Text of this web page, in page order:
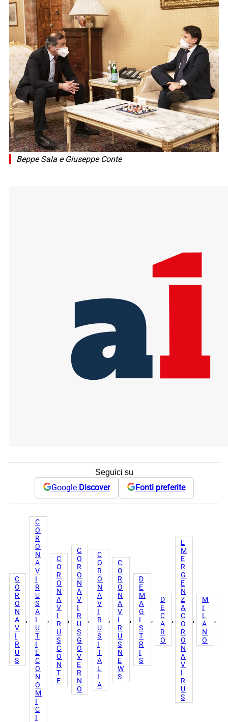
Beppe Sala e Giuseppe Conte
Seguici su
Google Discover Fonti preferite
C
O
R
O
N
A
V
I
R
U
S
,
C
O
R
O
N
A
V
I
R
U
S
A
I
U
T
I
E
C
O
N
O
M
I
C
I
,
C
O
R
O
N
A
V
I
R
U
S
C
O
N
T
E
,
C
O
R
O
N
A
V
I
R
U
S
G
O
V
E
R
N
O
,
C
O
R
O
N
A
V
I
R
U
S
I
T
A
L
I
A
,
C
O
R
O
N
A
V
I
R
U
S
N
E
W
S
,
D
E
M
A
G
I
S
T
R
I
S
,
D
E
C
A
R
O
,
E
M
E
R
G
E
N
Z
A
C
O
R
O
N
A
V
I
R
U
S
,
M
I
L
A
N
O
,